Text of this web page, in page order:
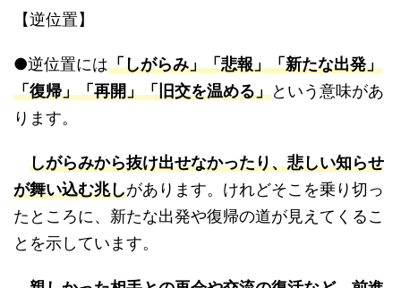
【逆位置】
●逆位置には「しがらみ」「悲報」「新たな出発」
「復帰」「再開」「旧交を温める」という意味があ
ります。
しがらみから抜け出せなかったり、悲しい知らせ
が舞い込む兆しがあります。けれどそこを乗り切っ
たところに、新たな出発や復帰の道が見えてくるこ
とを示しています。